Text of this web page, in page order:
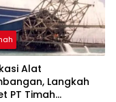
Alat
Langkah
PT Timah